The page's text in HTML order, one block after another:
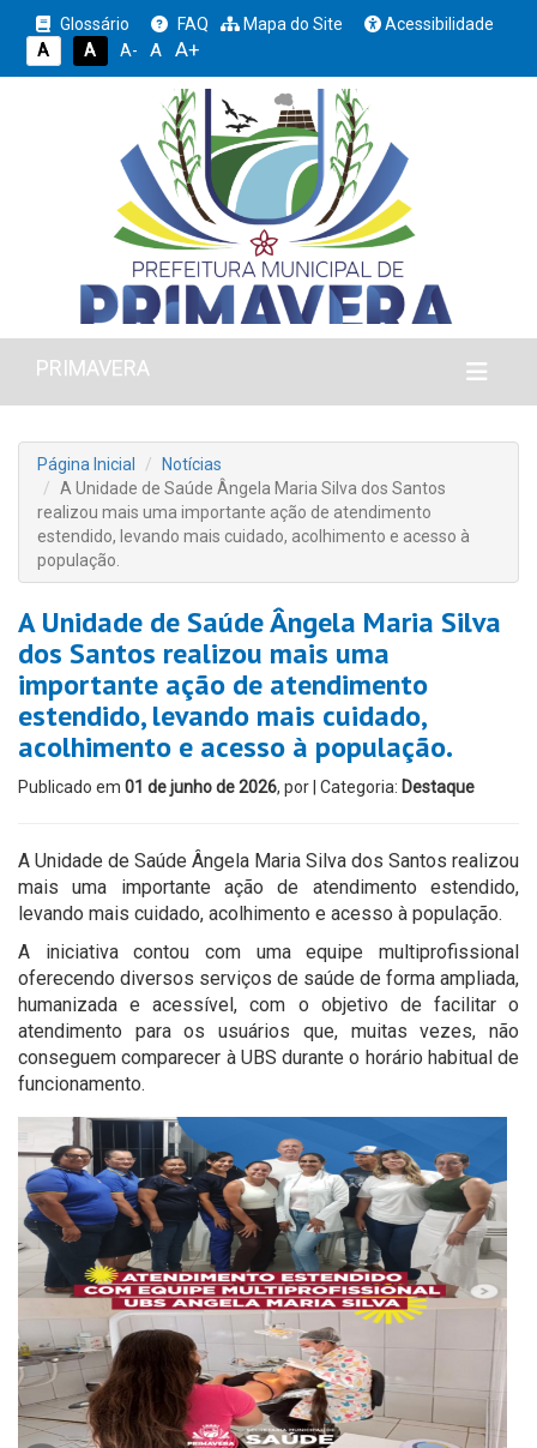
Glossário FAQ Mapa do Site
Acessibilidade
A
A A- A A+
PRIMAVERA
Página Inicial
Notícias
A Unidade de Saúde Ângela Maria Silva dos Santos
realizou mais uma importante ação de atendimento
estendido, levando mais cuidado, acolhimento e acesso à
população.
A Unidade de Saúde Ângela Maria Silva
dos Santos realizou mais uma
importante ação de atendimento
estendido, levando mais cuidado,
acolhimento e acesso à população.
Publicado em 01 de junho de 2026, por | Categoria: Destaque
A Unidade de Saúde Ângela Maria Silva dos Santos realizou
mais uma importante ação de atendimento estendido,
levando mais cuidado, acolhimento e acesso à população.
A iniciativa contou com uma equipe multiprofissional
oferecendo diversos serviços de saúde de forma ampliada,
humanizada e acessível, com o objetivo de facilitar o
atendimento para os usuários que, muitas vezes, não
conseguem comparecer à UBS durante o horário habitual de
funcionamento.